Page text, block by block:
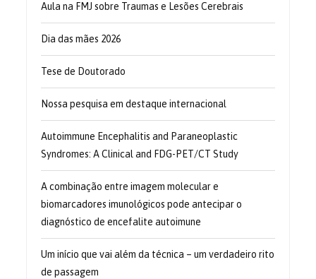
Aula na FMJ sobre Traumas e Lesões Cerebrais
Dia das mães 2026
Tese de Doutorado
Nossa pesquisa em destaque internacional
Autoimmune Encephalitis and Paraneoplastic
Syndromes: A Clinical and FDG-PET/CT Study
A combinação entre imagem molecular e
biomarcadores imunológicos pode antecipar o
diagnóstico de encefalite autoimune
Um início que vai além da técnica – um verdadeiro rito
de passagem